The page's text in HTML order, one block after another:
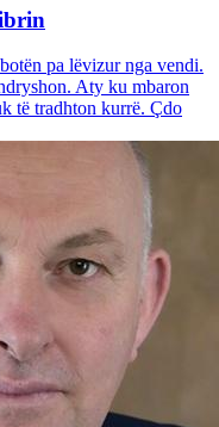
pa lëvizur nga vendi.
Aty ku mbaron
të tradhton kurrë. Çdo